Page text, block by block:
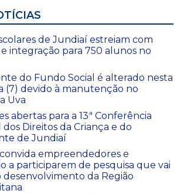
de Jundiaí estreiam com
integração para 750 alunos no
do Fundo Social é alterado nesta
(7) devido à manutenção no
Uva
abertas para a 13ª Conferência
Direitos da Criança e do
de Jundiaí
empreendedores e
a participarem de pesquisa que vai
desenvolvimento da Região